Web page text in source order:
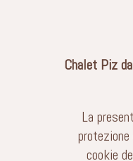
Chalet Piz
La
cookie